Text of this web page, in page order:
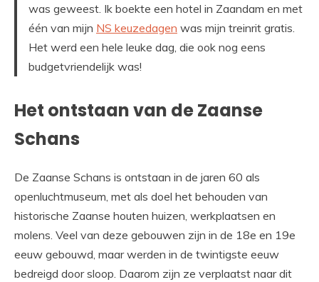
was geweest. Ik boekte een hotel in Zaandam en met
één van mijn NS keuzedagen was mijn treinrit gratis.
Het werd een hele leuke dag, die ook nog eens
budgetvriendelijk was!
Het ontstaan van de Zaanse
Schans
De Zaanse Schans is ontstaan in de jaren 60 als
openluchtmuseum, met als doel het behouden van
historische Zaanse houten huizen, werkplaatsen en
molens. Veel van deze gebouwen zijn in de 18e en 19e
eeuw gebouwd, maar werden in de twintigste eeuw
bedreigd door sloop. Daarom zijn ze verplaatst naar dit